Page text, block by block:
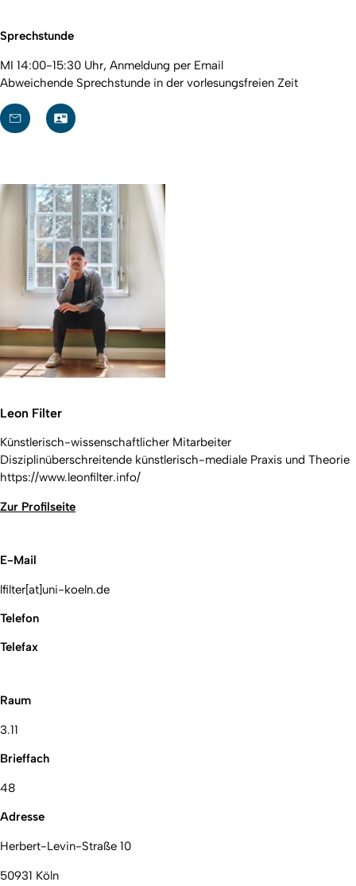
Sprechstunde
MI 14:00-15:30 Uhr, Anmeldung per Email
Abweichende Sprechstunde in der vorlesungsfreien Zeit
Leon Filter
Künstlerisch-wissenschaftlicher Mitarbeiter
Disziplinüberschreitende künstlerisch-mediale Praxis und Theorie
https://www.leonfilter.info/
Zur Profilseite
E-Mail
lfilter[at]uni-koeln.de
Telefon
Telefax
Raum
3.11
Brieffach
48
Adresse
Herbert-Levin-Straße 10
50931 Köln